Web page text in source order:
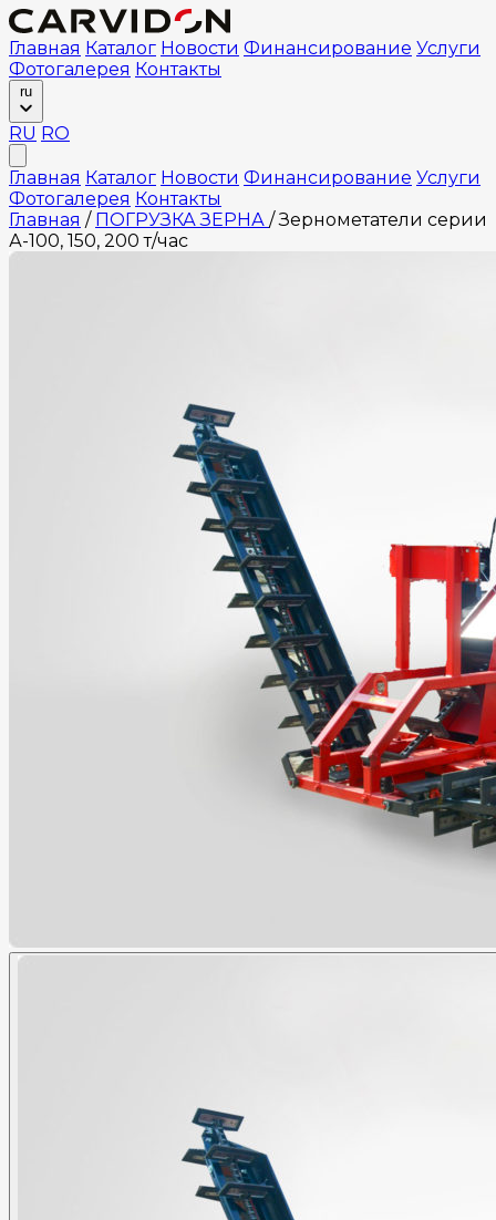
Главная Каталог Новости Финансирование Услуги
Фотогалерея Контакты
ru
RU RO
Главная Каталог Новости Финансирование Услуги
Фотогалерея Контакты
Главная / ПОГРУЗКА ЗЕРНА / Зернометатели серии
А-100, 150, 200 т/час